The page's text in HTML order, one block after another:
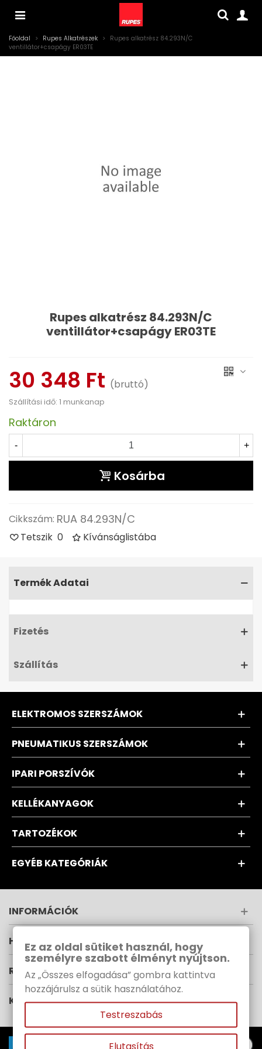
Főoldal > Rupes Alkatrészek > Rupes alkatrész 84.293N/C
ventillátor+csapágy ER03TE
Rupes alkatrész 84.293N/C
ventillátor+csapágy ER03TE
30 348 Ft (bruttó)
Szállítási idő: 1 munkanap
Raktáron
- +
Kosárba
Cikkszám: RUA 84.293N/C
Tetszik 0 Kívánságlistába
Termék Adatai
Fizetés
Szállítás
ELEKTROMOS SZERSZÁMOK
PNEUMATIKUS SZERSZÁMOK
IPARI PORSZÍVÓK
KELLÉKANYAGOK
TARTOZÉKOK
EGYÉB KATEGÓRIÁK
INFORMÁCIÓK
HÍRLEVÉL
RUPES MAGYARORSZÁG
KÖVESS MINKET
Ez az oldal sütiket használ, hogy
személyre szabott élményt nyújtson.
Az „Összes elfogadása” gombra kattintva
hozzájárulsz a sütik használatához.
Testreszabás
Elutasítás